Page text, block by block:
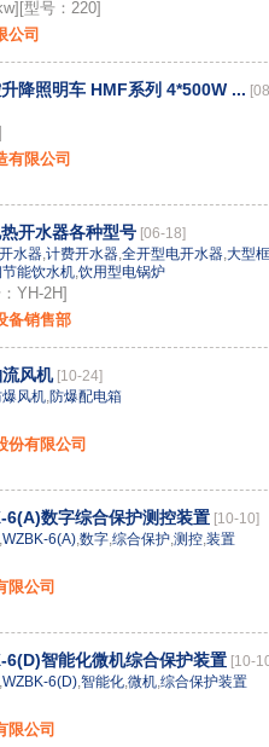
型号：220]
公司
降照明车 HMF系列 4*500W ...
有限公司
开水器各种型号 [06-18]
水器,计费开水器,全开型电开水器,大型
能饮水机,饮用型电锅炉
YH-2H]
备销售部
风机 [10-24]
爆风机,防爆配电箱
份有限公司
6(A)数字综合保护测控装置 [10-10]
,WZBK-6(A),数字,综合保护,测控,装置
限公司
6(D)智能化微机综合保护装置 [10-
,WZBK-6(D),智能化,微机,综合保护装置
限公司